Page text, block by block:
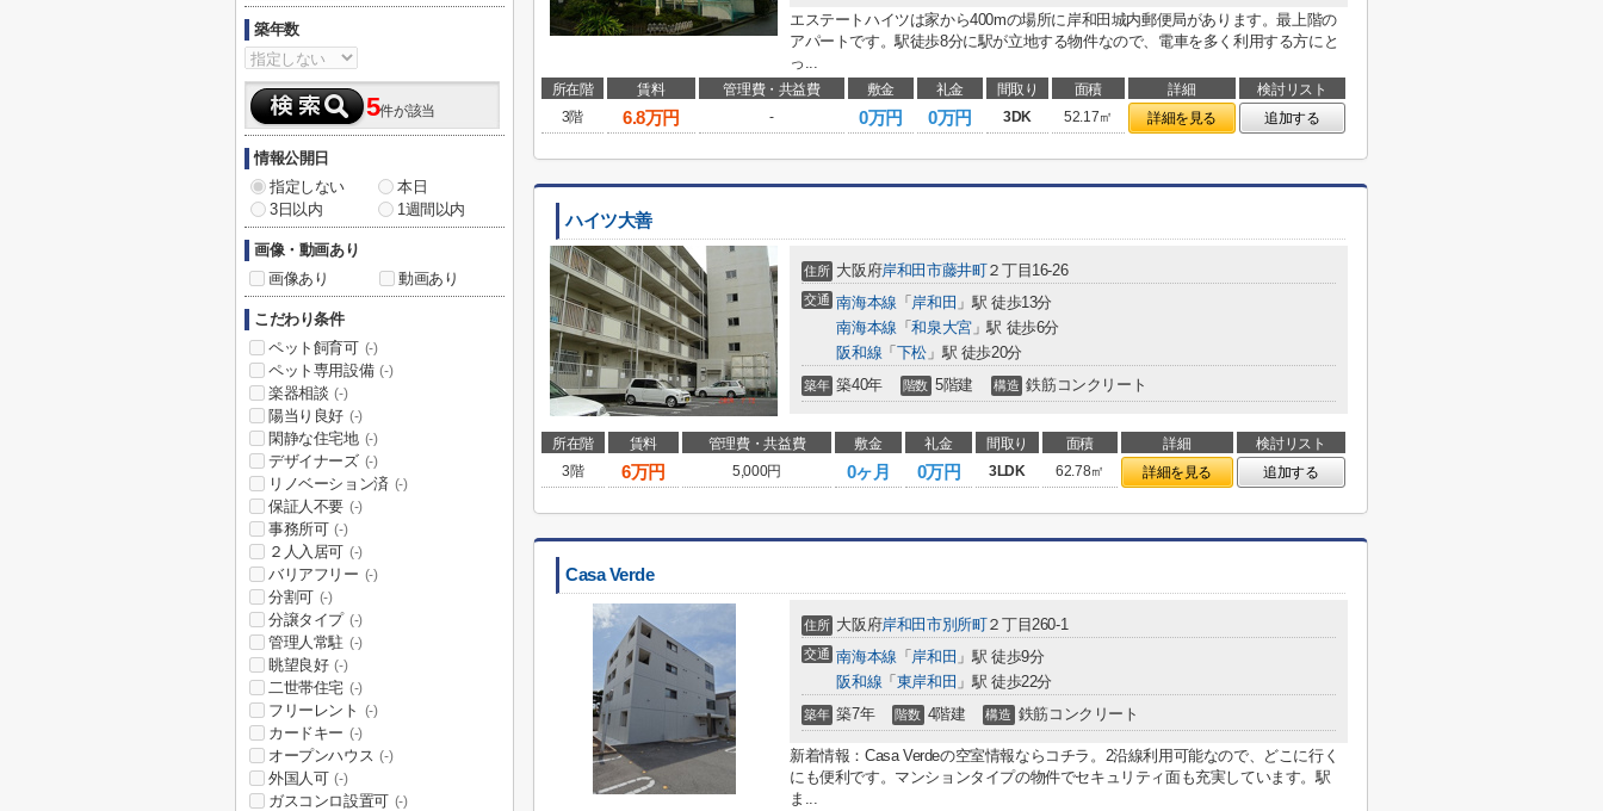
エステートハイツは家から400mの場所に岸和田城内郵便局があります。最上階の
アパートです。駅徒歩8分に駅が立地する物件なので、電車を多く利用する方にと
っ...
所在階 賃料 管理費・共益費 敷金 礼金 間取り 面積 詳細
検討リスト
3階
6.8万円 - 0万円 0万円 3DK 52.17㎡ 詳細を見る 追加する
ハイツ大善
住所 大阪府岸和田市藤井町２丁目16-26
交通 南海本線 「 岸和田 」駅 徒歩13分
南海本線 「和泉大宮」駅 徒歩6分
阪和線 「 下松 」駅 徒歩20分
築年 築40年 階数 5階建 構造 鉄筋コンクリート
所在階 賃料 管理費・共益費 敷金 礼金 間取り 面積 詳細
検討リスト
3階
6万円 5,000円 0ヶ月 0万円 3LDK 62.78㎡ 詳細を見る 追加する
Casa Verde
住所 大阪府岸和田市別所町２丁目260-1
交通 南海本線 「 岸和田 」駅 徒歩9分
阪和線 「 東岸和田 」駅 徒歩22分
築年 築7年 階数 4階建 構造 鉄筋コンクリート
新着情報：Casa Verdeの空室情報ならコチラ。2沿線利用可能なので、どこに行く
にも便利です。マンションタイプの物件でセキュリティ面も充実しています。駅
ま...
築年数
5件が該当
情報公開日
指定しない
本日
3日以内
1週間以内
画像・動画あり
画像あり
動画あり
こだわり条件
ペット飼育可 (-)
ペット専用設備 (-)
楽器相談 (-)
陽当り良好 (-)
閑静な住宅地 (-)
デザイナーズ (-)
リノベーション済 (-)
保証人不要 (-)
事務所可 (-)
２人入居可 (-)
バリアフリー (-)
分割可 (-)
分譲タイプ (-)
管理人常駐 (-)
眺望良好 (-)
二世帯住宅 (-)
フリーレント (-)
カードキー (-)
オープンハウス (-)
外国人可 (-)
ガスコンロ設置可 (-)